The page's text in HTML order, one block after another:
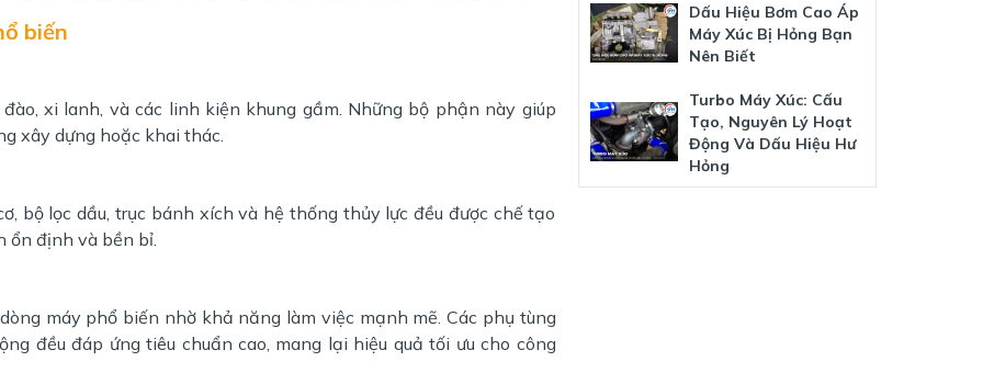
biến
xi lanh, và các linh kiện khung gầm. Những bộ phận này giúp
xây dựng hoặc khai thác.
bộ lọc dầu, trục bánh xích và hệ thống thủy lực đều được chế tạo
ổn định và bền bỉ.
máy phổ biến nhờ khả năng làm việc mạnh mẽ. Các phụ tùng
đều đáp ứng tiêu chuẩn cao, mang lại hiệu quả tối ưu cho công
Dấu Hiệu Bơm Cao Áp
Máy Xúc Bị Hỏng Bạn
Nên Biết
Turbo Máy Xúc: Cấu
Tạo, Nguyên Lý Hoạt
Động Và Dấu Hiệu Hư
Hỏng